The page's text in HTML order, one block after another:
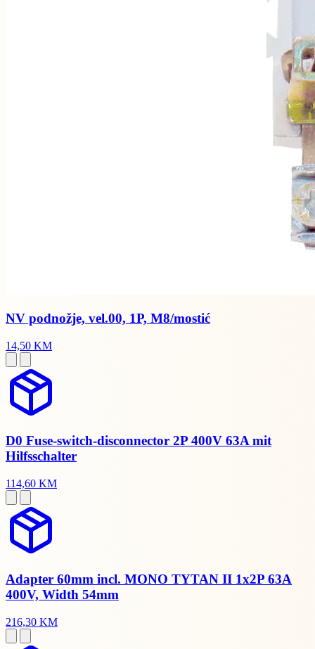
NV podnožje, vel.00, 1P, M8/mostić
14,50 KM
D0 Fuse-switch-disconnector 2P 400V 63A mit
Hilfsschalter
114,60 KM
Adapter 60mm incl. MONO TYTAN II 1x2P 63A
400V, Width 54mm
216,30 KM